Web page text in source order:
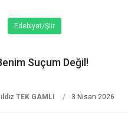
Edebiyat/Şiir
Suçum Değil!
TEK GAMLI 3 Nisan 2026